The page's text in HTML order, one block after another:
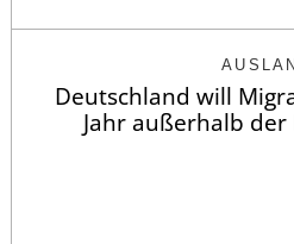
Deutschland will
Jahr außerhalb der